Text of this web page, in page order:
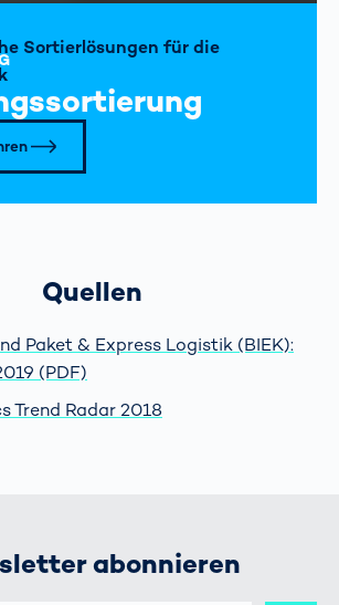
Sortierlösungen für die
Quellen
Paket & Express Logistik (BIEK):
(PDF)
Trend Radar 2018
abonnieren